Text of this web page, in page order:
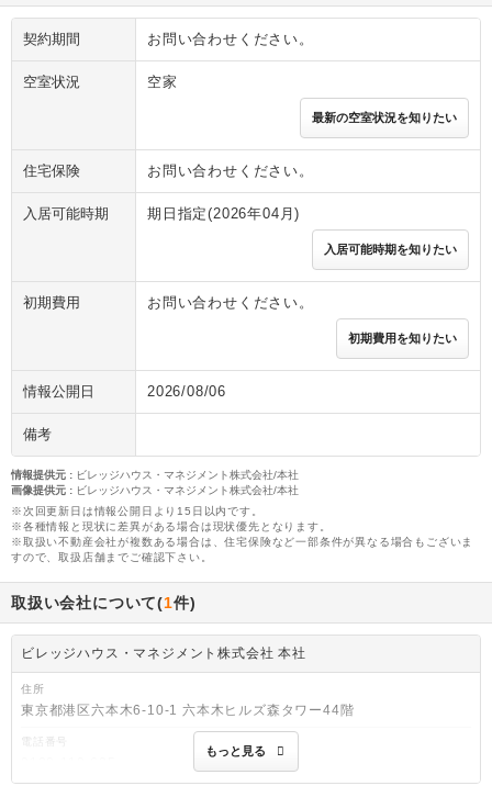
契約期間 お問い合わせください。
空室状況 空家
最新の空室状況を知りたい
住宅保険 お問い合わせください。
入居可能時期 期日指定(2026年04月)
入居可能時期を知りたい
初期費用 お問い合わせください。
初期費用を知りたい
情報公開日 2026/08/06
備考
情報提供元 : ビレッジハウス・マネジメント株式会社/本社
画像提供元 : ビレッジハウス・マネジメント株式会社/本社
※次回更新日は情報公開日より15日以内です。
※各種情報と現状に差異がある場合は現状優先となります。
※取扱い不動産会社が複数ある場合は、住宅保険など一部条件が異なる場合もございま
すので、取扱店舗までご確認下さい。
取扱い会社について(1件)
ビレッジハウス・マネジメント株式会社 本社
住所
東京都港区六本木6-10-1 六本木ヒルズ森タワー44階
電話番号
もっと見る